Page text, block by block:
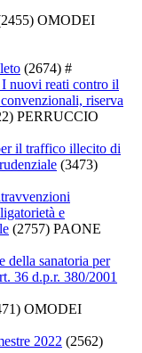
OMODEI
(2674) #
nuovi reati contro il
riserva
PERRUCCIO
il traffico illecito di
(3473)
e
(2757) PAONE
della sanatoria per
36 d.p.r. 380/2001
OMODEI
2022 (2562)